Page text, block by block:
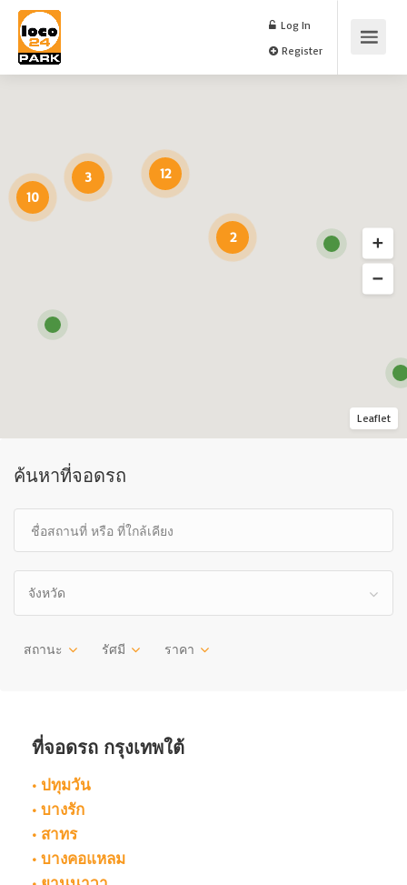
Log In
ค้นหาที่จอดรถ
จังหวัด
สถานะ รัศมี ราคา
ที่จอดรถ กรุงเทพใต้
• ปทุมวัน
• บางรัก
• สาทร
• บางคอแหลม
2
12
3
10
Leaflet